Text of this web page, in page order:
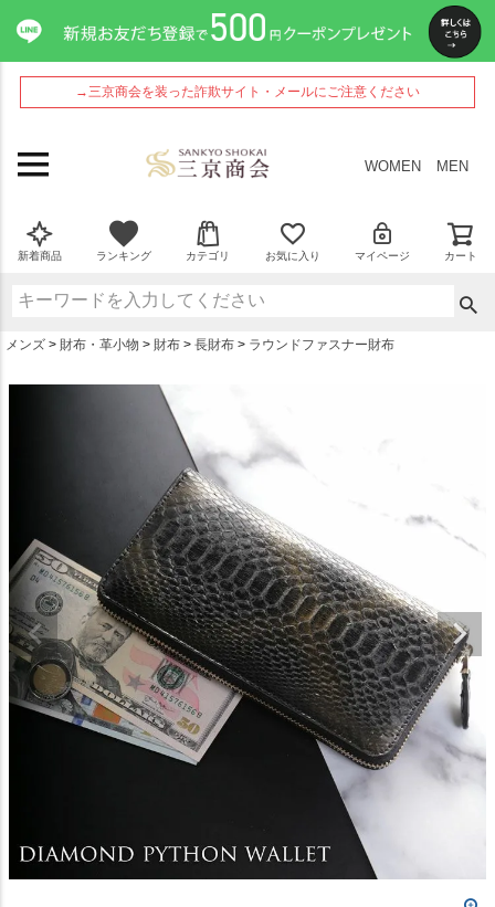
→三京商会を装った詐欺サイト・メールにご注意ください
WOMEN MEN
新着商品 ランキング カテゴリ お気に入り マイページ カート
メンズ 財布・革小物 財布 長財布 ラウンドファスナー財布
ペー
ジト
ップ
へ